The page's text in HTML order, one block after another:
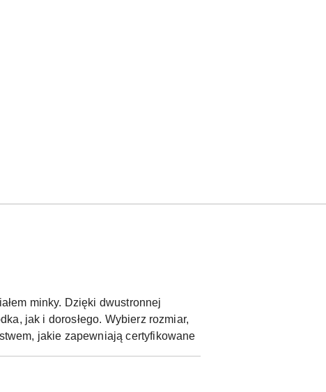
minky. Dzięki dwustronnej
jak i dorosłego. Wybierz rozmiar,
jakie zapewniają certyfikowane